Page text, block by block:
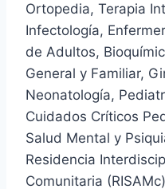
Ortopedia, Terapia
Infectología,
de Adultos,
General y Familiar,
Neonatología,
Cuidados Críticos
Salud Mental y
Residencia
Comunitaria